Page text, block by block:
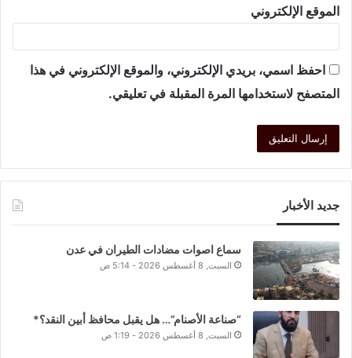
الموقع الإلكتروني
احفظ اسمي، بريدي الإلكتروني، والموقع الإلكتروني في هذا
المتصفح لاستخدامها المرة المقبلة في تعليقي.
جديد الأخبار
سماع اصوات مضادات الطيران في عدن
السبت, 8 أغسطس 2026 - 5:14 ص
“صناعة الأصنام”… هل يقبل محافظ أبين النقد؟*
السبت, 8 أغسطس 2026 - 1:19 ص